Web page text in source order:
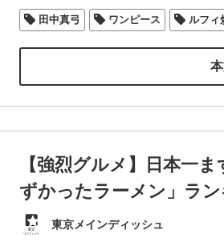
田中真弓 ワンピース ルフィ
【強烈グルメ】日本一
ずかったラーメン」ラ
東京メインディッシュ